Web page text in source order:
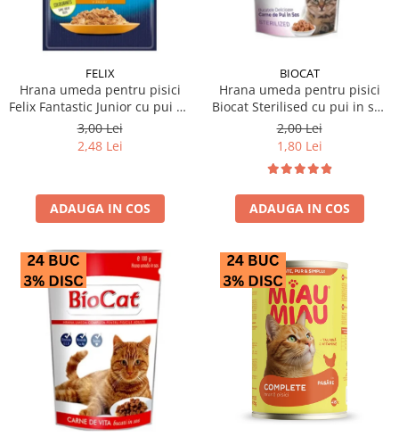
FELIX
Hrana umeda pentru pisici
Felix Fantastic Junior cu pui 85
gr
3,00 Lei
2,48 Lei
ADAUGA IN COS
BIOCAT
Hrana umeda pentru pisici
Biocat Sterilised cu pui in sos
85 gr
2,00 Lei
1,80 Lei
ADAUGA IN COS